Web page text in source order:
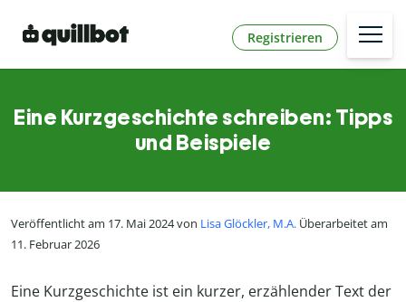
Registrieren
Eine Kurzgeschichte schreiben: Tipps
und Beispiele
Veröffentlicht am 17. Mai 2024 von Lisa Glöckler, M.A. Überarbeitet am
11. Februar 2026
Eine Kurzgeschichte ist ein kurzer, erzählender Text der